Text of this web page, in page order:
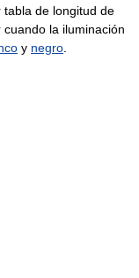
de longitud de
la iluminación
y negro